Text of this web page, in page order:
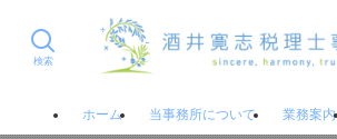
検索
ホーム 当事務所について 業務案内